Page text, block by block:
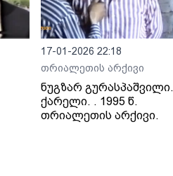
17-01-2026 22:18
თრიალეთის არქივი
ნუგზარ გურასპაშვილი.
ქარელი. . 1995 წ.
თრიალეთის არქივი.